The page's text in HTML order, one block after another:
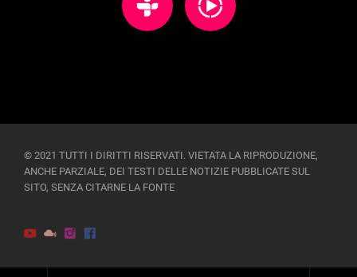
© 2021 TUTTI I DIRITTI RISERVATI. VIETATA LA RIPRODUZIONE,
ANCHE PARZIALE, DEI TESTI DELLE NOTIZIE PUBBLICATE SUL
SITO, SENZA CITARNE LA FONTE